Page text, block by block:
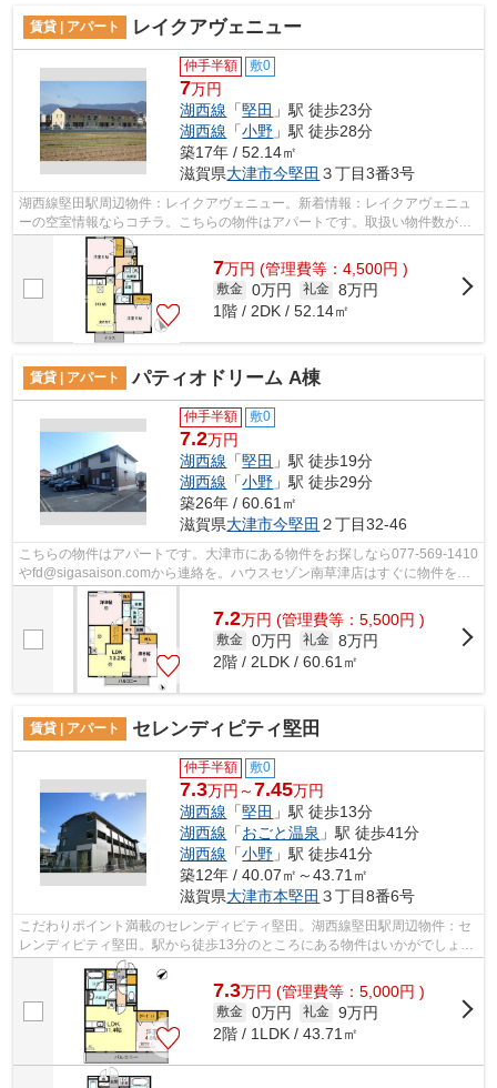
賃貸 | アパート レイクアヴェニュー
仲手半額 敷0
7万円
湖西線 「堅田 」駅 徒歩23分
湖西線 「小野 」駅 徒歩28分
築17年 / 52.14㎡
滋賀県大津市今堅田 ３丁目3番3号
湖西線堅田駅周辺物件：レイクアヴェニュー。新着情報：レイクアヴェニュ
ーの空室情報ならコチラ。こちらの物件はアパートです。取扱い物件数が多
いハウスセゾン南草津店でなら、湖西...
7万円 (管理費等：4,500円 )
敷金 0万円 礼金 8万円
1階 / 2DK / 52.14㎡
賃貸 | アパート パティオドリーム A棟
仲手半額 敷0
7.2万円
湖西線 「堅田 」駅 徒歩19分
湖西線 「小野 」駅 徒歩29分
築26年 / 60.61㎡
滋賀県大津市今堅田 ２丁目32-46
こちらの物件はアパートです。大津市にある物件をお探しなら077-569-1410
やfd@sigasaison.comから連絡を。ハウスセゾン南草津店はすぐに物件を探
7.2万円 (管理費等：5,500円 )
敷金 0万円 礼金 8万円
2階 / 2LDK / 60.61㎡
賃貸 | アパート セレンディピティ堅田
仲手半額 敷0
7.3万円～7.45万円
湖西線 「堅田 」駅 徒歩13分
湖西線 「おごと温泉 」駅 徒歩41分
湖西線 「小野 」駅 徒歩41分
築12年 / 40.07㎡～43.71㎡
滋賀県大津市本堅田 ３丁目8番6号
こだわりポイント満載のセレンディピティ堅田。湖西線堅田駅周辺物件：セ
レンディピティ堅田。駅から徒歩13分のところにある物件はいかがでしょう
か。こちらの物件はアパートです。ニ...
7.3万円 (管理費等：5,000円 )
敷金 0万円 礼金 9万円
2階 / 1LDK / 43.71㎡